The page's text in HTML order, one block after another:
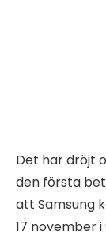
Det har dröjt
den första
att Samsung
17 november